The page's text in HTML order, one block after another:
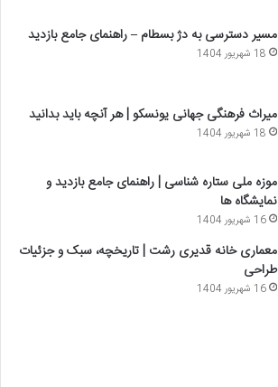
مسیر دسترسی به دژ بسطام – راهنمای جامع بازدید
18 شهریور 1404
میراث فرهنگی جهانی یونسکو | هر آنچه باید بدانید
18 شهریور 1404
موزه ملی ستاره شناسی | راهنمای جامع بازدید و
نمایشگاه ها
16 شهریور 1404
معماری خانه قدیری رشت | تاریخچه، سبک و جزئیات
طراحی
16 شهریور 1404